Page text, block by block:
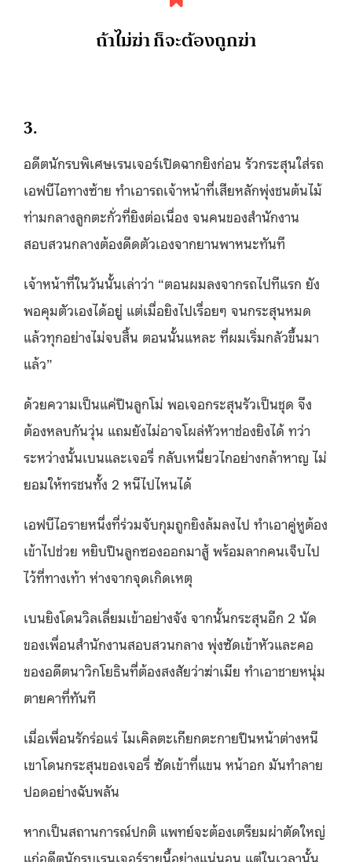
ถ้าไม่ฆ่า ก็จะต้องถูกฆ่า
3.
อดีตนักรบพิเศษเรนเจอร์เปิดฉากยิงก่อน รัวกระสุนใส่รถ
เอฟบีไอทางซ้าย ทำเอารถเจ้าหน้าที่เสียหลักพุ่งชนต้นไม้
ท่ามกลางลูกตะกั่วที่ยิงต่อเนื่อง จนคนของสำนักงาน
สอบสวนกลางต้องดีดตัวเองจากยานพาหนะทันที
เจ้าหน้าที่ในวันนั้นเล่าว่า “ตอนผมลงจากรถไปทีแรก ยัง
พอคุมตัวเองได้อยู่ แต่เมื่อยิงไปเรื่อยๆ จนกระสุนหมด
แล้วทุกอย่างไม่จบสิ้น ตอนนั้นแหละ ที่ผมเริ่มกลัวขึ้นมา
แล้ว”
ด้วยความเป็นแค่ปืนลูกโม่ พอเจอกระสุนรัวเป็นชุด จึง
ต้องหลบกันวุ่น แถมยังไม่อาจโผล่หัวหาช่องยิงได้ ทว่า
ระหว่างนั้นเบนและเจอรี่ กลับเหนี่ยวไกอย่างกล้าหาญ ไม่
ยอมให้ทรชนทั้ง 2 หนีไปไหนได้
เอฟบีไอรายหนึ่งที่ร่วมจับกุมถูกยิงล้มลงไป ทำเอาคู่หูต้อง
เข้าไปช่วย หยิบปืนลูกซองออกมาสู้ พร้อมลากคนเจ็บไป
ไว้ที่ทางเท้า ห่างจากจุดเกิดเหตุ
เบนยิงโดนวิลเลี่ยมเข้าอย่างจัง จากนั้นกระสุนอีก 2 นัด
ของเพื่อนสำนักงานสอบสวนกลาง พุ่งซัดเข้าหัวและคอ
ของอดีตนาวิกโยธินที่ต้องสงสัยว่าฆ่าเมีย ทำเอาชายหนุ่ม
ตายคาที่ทันที
เมื่อเพื่อนรักร่อแร่ ไมเคิลตะเกียกตะกายปีนหน้าต่างหนี
เขาโดนกระสุนของเจอรี่ ซัดเข้าที่แขน หน้าอก มันทำลาย
ปอดอย่างฉับพลัน
หากเป็นสถานการณ์ปกติ แพทย์จะต้องเตรียมผ่าตัดใหญ่
แก่อดีตนักรบเรนเจอร์รายนี้อย่างแน่นอน แต่ในเวลานั้น